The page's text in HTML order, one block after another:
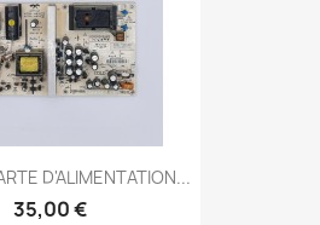
D'ALIMENTATION...
35,00 €